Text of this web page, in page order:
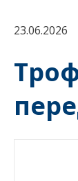
23.06.2026